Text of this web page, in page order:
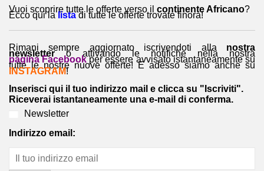
Vuoi scoprire tutte le offerte verso il continente Africano?
Ecco qui la listadi tutte le offerte trovate finora!
Rimani sempre aggiornato iscrivendoti alla nostra
newslettero attivando le notifiche nella nostra
pagina Facebookper essere avvisato istantaneamente su
tutte le nostre nuove offerte! E adesso siamo anche su
INSTAGRAM!
Inserisci qui il tuo indirizzo mail e clicca su "Iscriviti".
Riceverai istantaneamente una e-mail di conferma.
Newsletter
Indirizzo email: